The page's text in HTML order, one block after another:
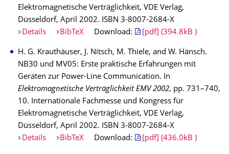
Elektromagnetische Verträglichkeit, VDE Verlag,
Düsseldorf, April 2002. ISBN 3-8007-2684-X
Details
BibTeX Download: [pdf] (394.8kB )
H. G. Krauthäuser, J. Nitsch, M. Thiele, and W. Hänsch.
NB30 und MV05: Erste praktische Erfahrungen mit
Geräten zur Power-Line Communication. In
Elektromagnetische Verträglichkeit EMV 2002, pp. 731–740,
10. Internationale Fachmesse und Kongress für
Elektromagnetische Verträglichkeit, VDE Verlag,
Düsseldorf, April 2002. ISBN 3-8007-2684-X
Details
BibTeX Download: [pdf] (436.0kB )